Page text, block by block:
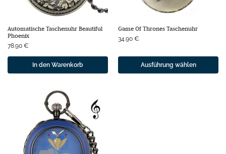
Automatische Taschenuhr Beautiful
Phoenix
78.90 €
In den Warenkorb
Game Of Thrones Taschenuhr
34.90 €
Ausführung wählen